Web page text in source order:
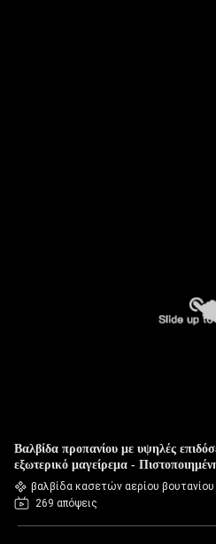
Βαλβίδα προπανίου με υψηλές
εξωτερικό μαγείρεμα -
ασφάλειας
βαλβίδα κασετών αερίου βουτανίου
269 απόψεις